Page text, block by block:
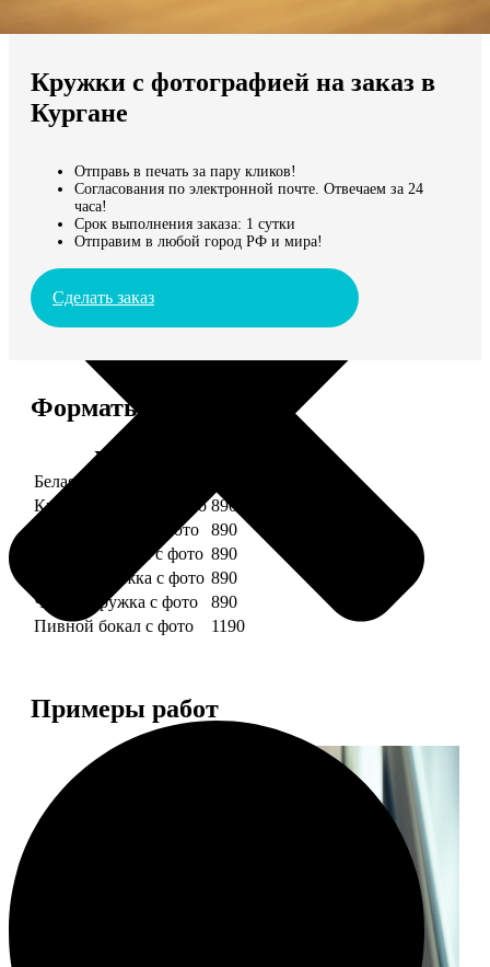
Мы доставляем по всему миру
Продолжить без города
Кружки с фотографией на заказ в
Кургане
Отправь в печать за пару кликов!
Согласования по электронной почте. Отвечаем за 24
часа!
Срок выполнения заказа: 1 сутки
Отправим в любой город РФ и мира!
Сделать заказ
Форматы и цены
Услуга
Белая кружка с фото
Красная кружка с фото 890
Желтая кружка с фото
890
Зеленая кружка с фото 890
Голубая кружка с фото 890
Черная кружка с фото
890
Пивной бокал с фото
1190
Примеры работ